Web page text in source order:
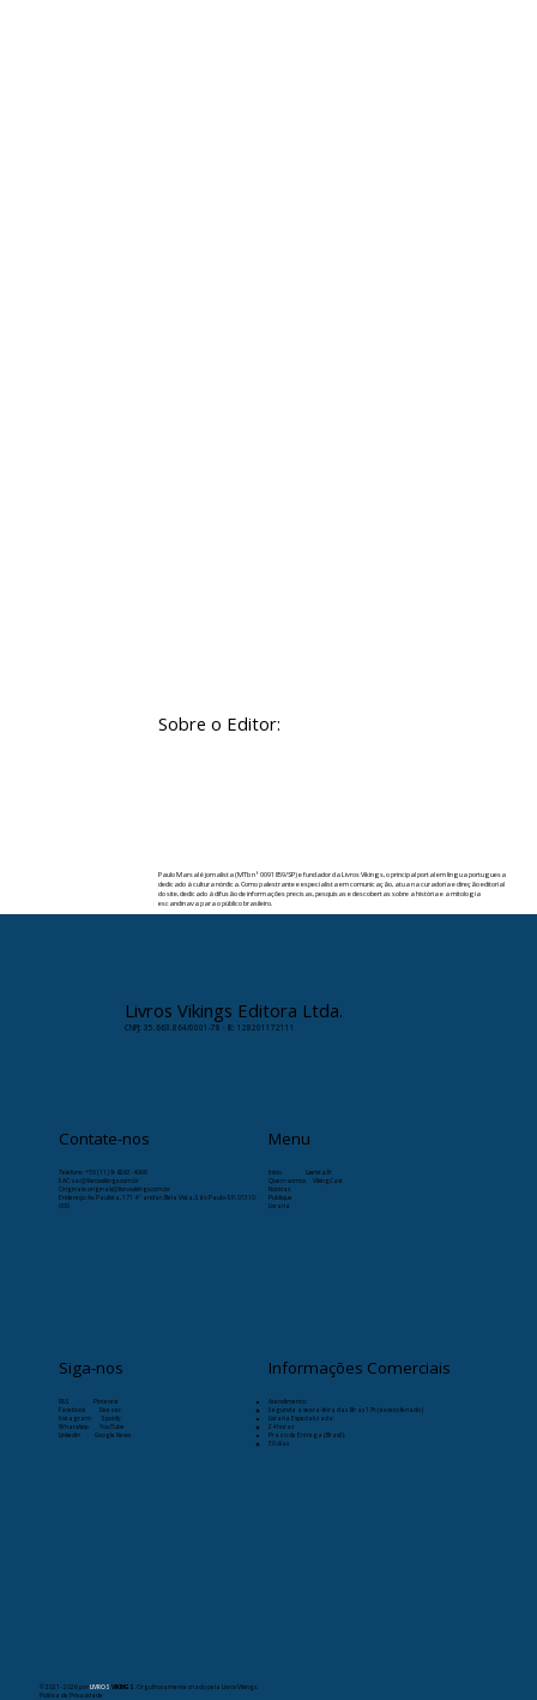
Sobre o Editor:
Paulo Marsal é jornalista (MTb nº 0091859/SP) e fundador da Livros Vikings, o principal portal em língua portuguesa
dedicado à cultura nórdica. Como palestrante e especialista em comunicação, atua na curadoria e direção editorial
do site, dedicado à difusão de informações precisas, pesquisas e descobertas sobre a história e a mitologia
escandinava para o público brasileiro.
Livros Vikings Editora Ltda.
CNPJ: 35.663.864/0001-78 · IE: 128201172111
Contate-nos
Telefone:+55 (11) 9-8263-4066
SAC: sac@livrosvikings.com.br
Originais: originais@livrosvikings.com.br
Endereço: Av. Paulista, 171 4º andar, Bela Vista, São Paulo-SP, 01310-
000
Menu
Início
Læristaðr
Quem somos
VikingCast
Notícias
Publique
Livraria
Siga-nos
RSS
Pinterest
Facebook
Deezer
Instagram
Spotify
WhatsApp
YouTube
Linkedin
Google News
Informações Comerciais
Atendimento:
Segunda a sexta-feira das 8h as 17h (exceto feriado)
Livraria Especializada:
24 horas
Prazo de Entrega (Brasil):
30 dias
© 2021- 2026por LIVROSVIKINGS . Orgulhosamente criado pela Livros Vikings.
Política de Privacidade